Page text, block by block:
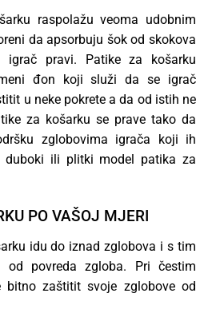
raspolažu veoma udobnim
da apsorbuju šok od skokova
pravi. Patike za košarku
đon koji služi da se igrač
u neke pokrete a da od istih ne
za košarku se prave tako da
zglobovima igrača koji ih
ili plitki model patika za
PO VAŠOJ MJERI
idu do iznad zglobova i s tim
od povreda zgloba. Pri čestim
bitno zaštitit svoje zglobove od